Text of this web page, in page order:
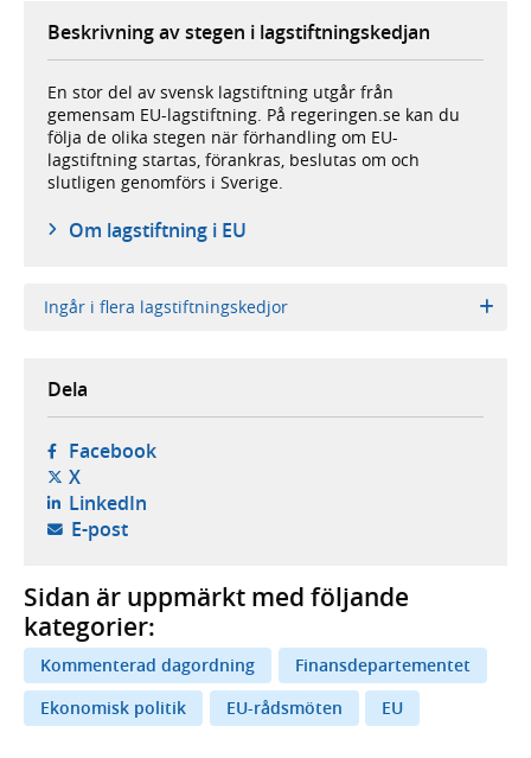
Beskrivning av stegen i lagstiftningskedjan
En stor del av svensk lagstiftning utgår från
gemensam EU-lagstiftning. På regeringen.se kan du
följa de olika stegen när förhandling om EU-
lagstiftning startas, förankras, beslutas om och
slutligen genomförs i Sverige.
Om lagstiftning i EU
Ingår i flera lagstiftningskedjor
Dela
Facebook- öppnas i ny flik, extern webbplats,
X- öppnas i ny flik, extern webbplats,
LinkedIn- öppnas i ny flik, extern webbplats,
E-post- öppnar din e-postklient,
Sidan är uppmärkt med följande
kategorier:
Kommenterad dagordning
Finansdepartementet
Ekonomisk politik
EU-rådsmöten EU